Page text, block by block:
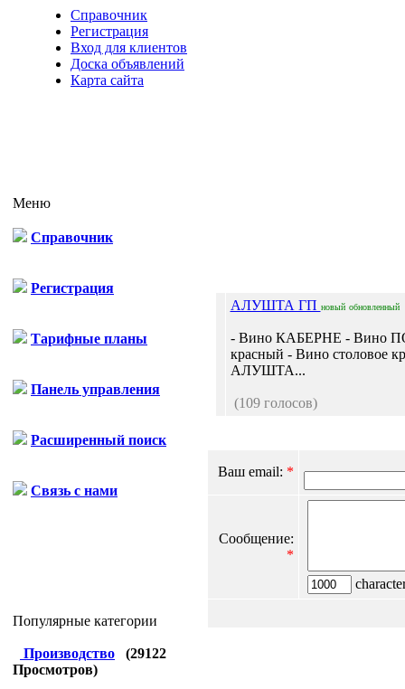
Справочник
Регистрация
Вход для клиентов
Доска объявлений
Карта сайта
Меню
Справочник
Регистрация
Тарифные планы
Панель управления
Расширенный поиск
Связь с нами
Популярные категории
Производство (29122
Просмотров)
АЛУШТА ГП новый обновленный
- Вино КАБЕРНЕ - Вино
красный - Вино столовое
АЛУШТА...
(109 голосов)
Ваш email: *
Сообщение:
*